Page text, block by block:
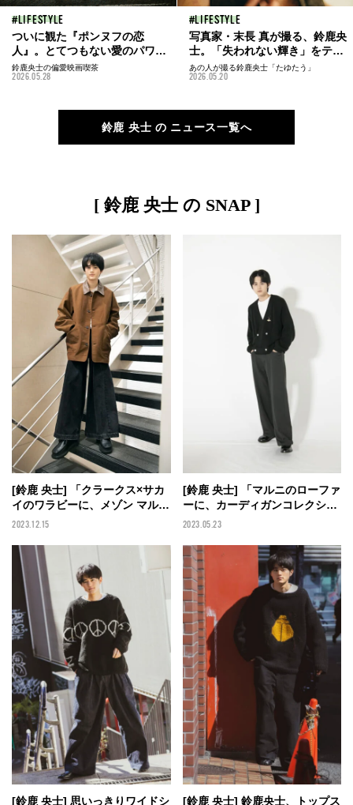
LIFESTYLE
ついに観た『ポンヌフの恋
人』。とてつもない愛のパワ
ー、あふれだす喜び、そして...
／鈴鹿央士の偏愛映画喫茶
鈴鹿央士の偏愛映画喫茶
2026.05.28
LIFESTYLE
写真家・末長 真が撮る、鈴鹿央
士。「失われない輝き」をテー
マに魅せる、ドラマチックな瞬
間を本誌未公開カットととも
あの人が撮る鈴鹿央士「たゆたう」
2026.05.20
鈴鹿 央士 の ニュース一覧へ
[ 鈴鹿 央士 の SNAP ]
[鈴鹿 央士] 「クラークス×サカ
イのワラビーに、メゾン マルジ
ェラのワイドデニムを合わせ
の気分！」【メンズノンノモデ
ルの私服スナップ】
2023.12.15
[鈴鹿 央士] 「マルニのローファ
ーに、カーディガンコレクショ
ンの中からお気に入りの一着を
モデルの私服スナップ】
2023.05.23
[鈴鹿 央士] 思いっきりワイドシ
[鈴鹿 央士] 鈴鹿央士、トップス